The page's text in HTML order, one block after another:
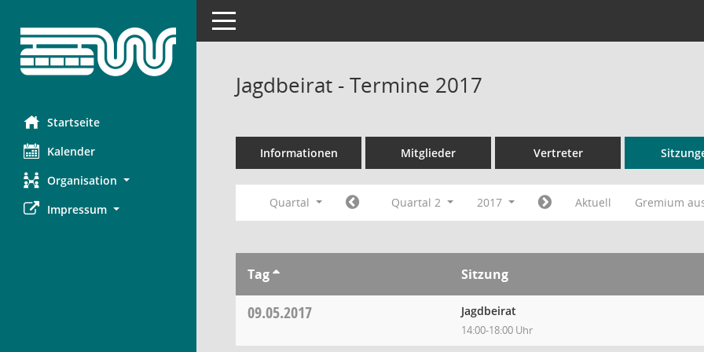
Startseite
Kalender
Organisation
Impressum
Toggle navigation
Jagdbeirat - Termine 2017
Informationen Mitglieder Vertreter
Quartal Quartal 2 2017 Aktuell Gremium
Tag Sitzung
09.05.2017 Jagdbeirat
14:00-18:00 Uhr